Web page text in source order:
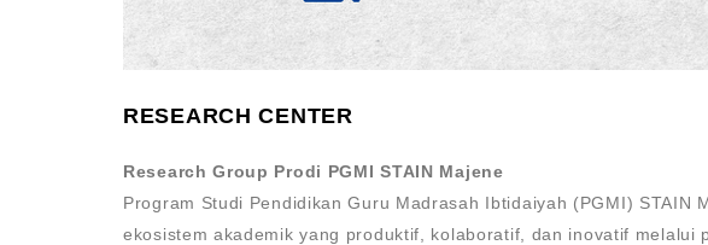
RESEARCH CENTER
Research Group Prodi PGMI STAIN Majene
Program Studi Pendidikan Guru Madrasah Ibtidaiyah (PGMI) STAIN
ekosistem akademik yang produktif, kolaboratif, dan inovatif melalui